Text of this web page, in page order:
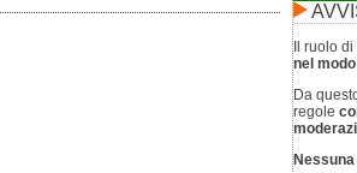
Il ruolo
nel
Da
regole